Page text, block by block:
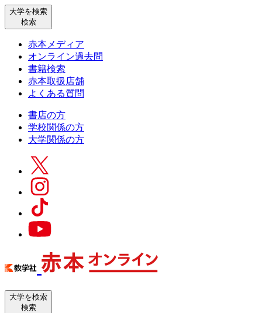
大学を検索
検索
赤本メディア
オンライン過去問
書籍検索
赤本取扱店舗
よくある質問
書店の方
学校関係の方
大学関係の方
大学を検索
検索